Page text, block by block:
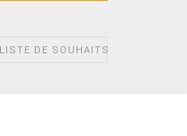
DE SOUHAITS